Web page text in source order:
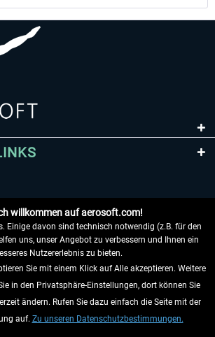
willkommen auf aerosoft.com!
Einige davon sind technisch notwendig (z.B. für den
uns, unser Angebot zu verbessern und Ihnen ein
Nutzererlebnis zu bieten.
Sie mit einem Klick auf Alle akzeptieren. Weitere
in den Privatsphäre-Einstellungen, dort können Sie
ändern. Rufen Sie dazu einfach die Seite mit der
auf. Zu unseren Datenschutzbestimmungen.